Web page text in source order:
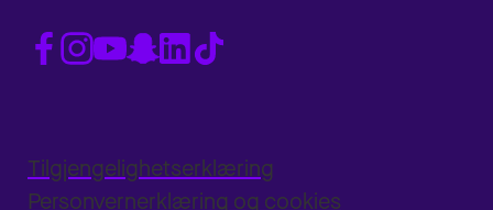
Tilgjengelighetserklæring
Personvernerklæring og cookies